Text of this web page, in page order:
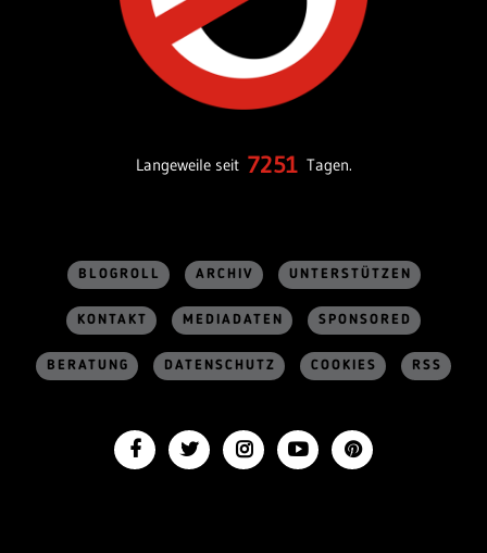
Langeweile seit 7251 Tagen.
BLOGROLL ARCHIV UNTERSTÜTZEN
KONTAKT MEDIADATEN SPONSORED
BERATUNG DATENSCHUTZ COOKIES RSS